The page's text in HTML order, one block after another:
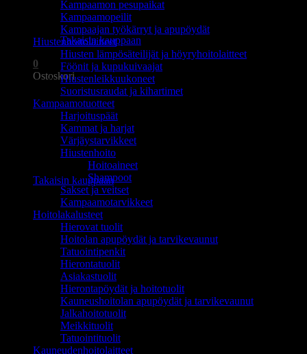
Ostoskori on tyhjä.
Takaisin kauppaan
0
Ostoskori
Ostoskori on tyhjä.
Takaisin kauppaan
Kampaamon pesupaikat
Kampaamopeilit
Kampaajan työkärryt ja apupöydät
Hiustenhoitolaitteet
Hiusten lämpösäteilijät ja höyryhoitolaitteet
Föönit ja kupukuivaajat
Hiustenleikkuukoneet
Suoristusraudat ja kihartimet
Kampaamotuotteet
Harjoituspäät
Kammat ja harjat
Värjäystarvikkeet
Hiustenhoito
Hoitoaineet
Shampoot
Sakset ja veitset
Kampaamotarvikkeet
Hoitolakalusteet
Hierovat tuolit
Hoitolan apupöydät ja tarvikevaunut
Tatuointipenkit
Hierontatuolit
Asiakastuolit
Hierontapöydät ja hoitotuolit
Kauneushoitolan apupöydät ja tarvikevaunut
Jalkahoitotuolit
Meikkituolit
Tatuointituolit
Kauneudenhoitolaitteet